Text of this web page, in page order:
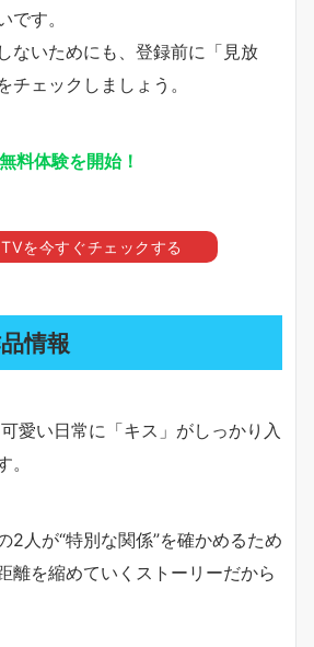
です。
ないためにも、登録前に「見放
チェックしましょう。
無料体験を開始！
を今すぐチェックする
情報
愛い日常に「キス」がしっかり入
2人が“特別な関係”を確かめるため
離を縮めていくストーリーだから